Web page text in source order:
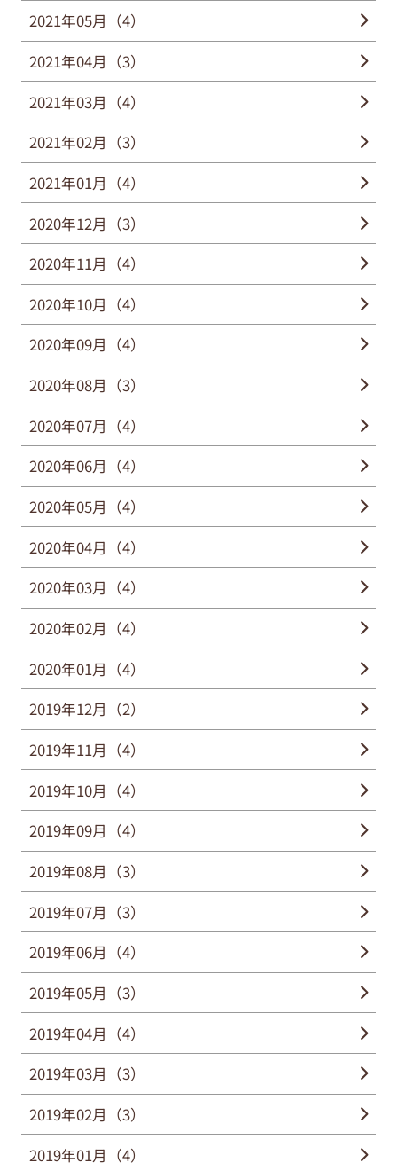
2021年05月（4）
2021年04月（3）
2021年03月（4）
2021年02月（3）
2021年01月（4）
2020年12月（3）
2020年11月（4）
2020年10月（4）
2020年09月（4）
2020年08月（3）
2020年07月（4）
2020年06月（4）
2020年05月（4）
2020年04月（4）
2020年03月（4）
2020年02月（4）
2020年01月（4）
2019年12月（2）
2019年11月（4）
2019年10月（4）
2019年09月（4）
2019年08月（3）
2019年07月（3）
2019年06月（4）
2019年05月（3）
2019年04月（4）
2019年03月（3）
2019年02月（3）
2019年01月（4）